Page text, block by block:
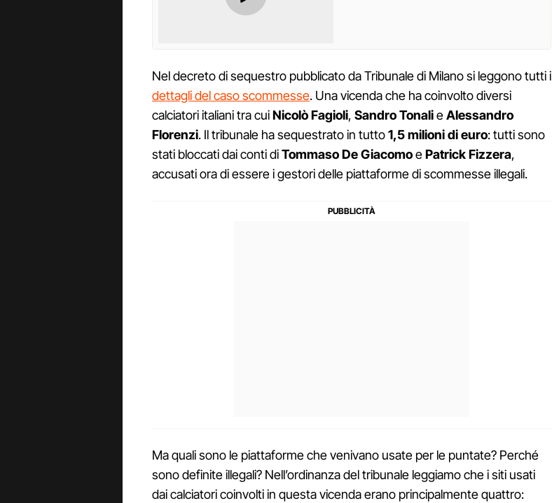
Nel decreto di sequestro pubblicato da Tribunale di Milano si leggono tutti i
dettagli del caso scommesse. Una vicenda che ha coinvolto diversi
calciatori italiani tra cuiNicolò Fagioli, Sandro TonalieAlessandro
Florenzi. Il tribunale ha sequestrato in tutto1,5 milioni di euro: tutti sono
stati bloccati dai conti diTommaso De GiacomoePatrick Fizzera,
accusati ora di essere i gestori delle piattaforme di scommesse illegali.
Ma quali sono le piattaforme che venivano usate per le puntate? Perché
sono definite illegali? Nell’ordinanza del tribunale leggiamo che i siti usati
dai calciatori coinvolti in questa vicenda erano principalmente quattro: